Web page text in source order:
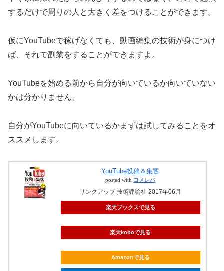
するだけで周りの人と大きく差をつけることができます。
仮にYouTubeで稼げなくても、動画編集の技術が身につけ
ば、それで副業をすることができますよ。
YouTubeを始める前から自分が向いているか向いていない
かは分かりません。
自分がYouTubeに向いているかまずは試してみることをオ
ススメします。
YouTube投稿＆集客
posted with ヨメレバ
リンクアップ 技術評論社 2017年06月
楽天ブックスで見る
楽天koboで見る
Amazonで見る